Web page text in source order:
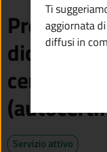
Servizio attivo
Ti
aggiornata
diffusi in